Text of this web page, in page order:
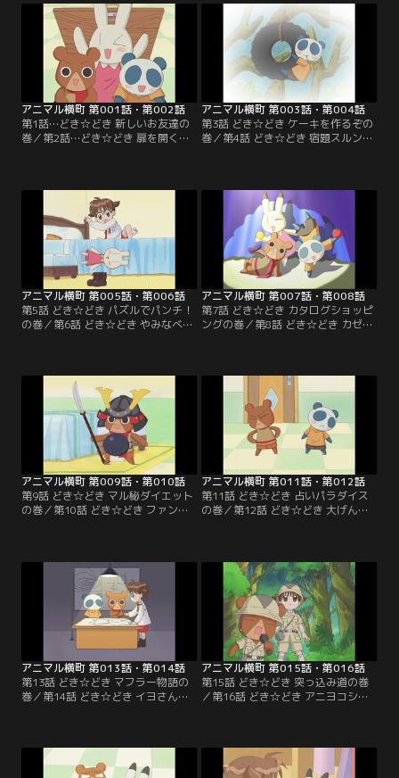
アニマル横町 第001話・第002話
第1話…どき☆どき 新しいお友達の
巻／第2話…どき☆どき 扉を開くの
アニマル横町 第003話・第004話
第3話 どき☆どき ケーキを作るぞの
巻／第4話 どき☆どき 宿題スルンジ
アニマル横町 第005話・第006話
第5話 どき☆どき パズルでパンチ！
の巻／第6話 どき☆どき やみなべパ
アニマル横町 第007話・第008話
第7話 どき☆どき カタログショッピ
ングの巻／第8話 どき☆どき カゼっ
アニマル横町 第009話・第010話
第9話 どき☆どき マル秘ダイエット
の巻／第10話 どき☆どき ファンレ
アニマル横町 第011話・第012話
第11話 どき☆どき 占いパラダイス
の巻／第12話 どき☆どき 大げんか
アニマル横町 第013話・第014話
第13話 どき☆どき マフラー物語の
巻／第14話 どき☆どき イヨさん事
アニマル横町 第015話・第016話
第15話 どき☆どき 突っ込み道の巻
／第16話 どき☆どき アニヨコシリ